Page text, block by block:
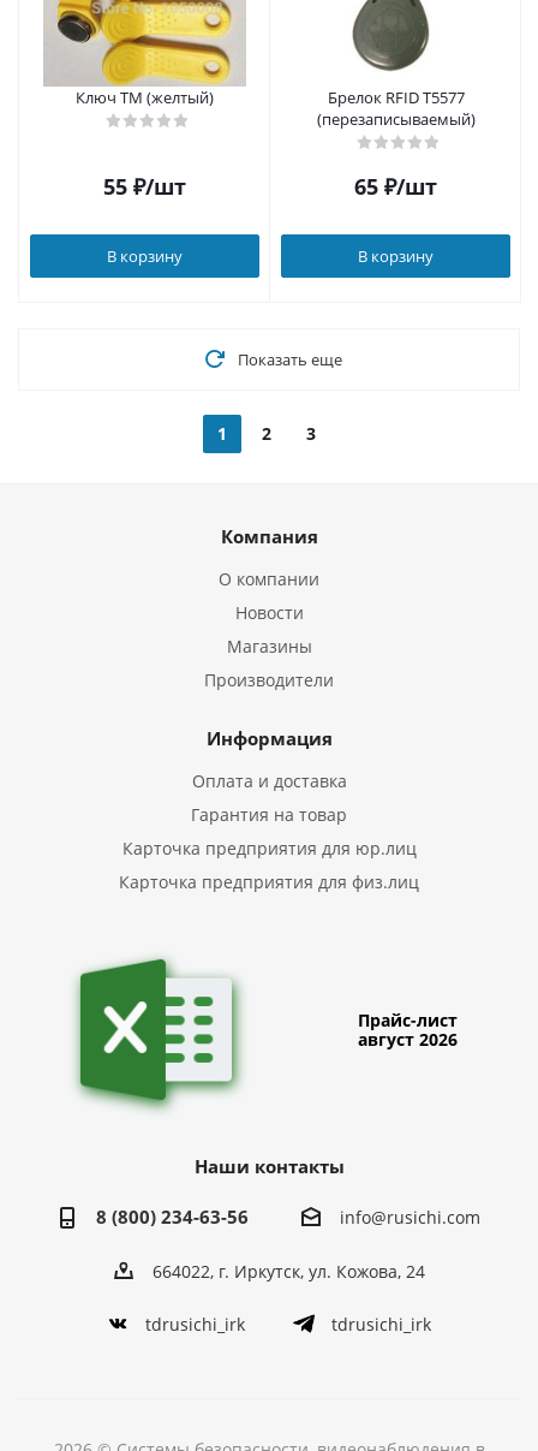
Ключ ТМ (желтый)
55 ₽/шт
В корзину
Брелок RFID T5577
(перезаписываемый)
65 ₽/шт
В корзину
Показать еще
1 2 3
Компания
О компании
Новости
Магазины
Производители
Информация
Оплата и доставка
Гарантия на товар
Карточка предприятия для юр.лиц
Карточка предприятия для физ.лиц
Прайс-лист
август 2026
Наши контакты
8 (800) 234-63-56 info@rusichi.com
664022, г. Иркутск, ул. Кожова, 24
tdrusichi_irk tdrusichi_irk